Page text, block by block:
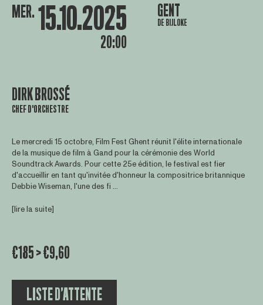
MER. 15.10.2025
20:00
GENT
DE BIJLOKE
DIRK BROSSÉ
CHEF D'ORCHESTRE
Le mercredi 15 octobre, Film Fest Ghent réunit l'élite internationale
de la musique de film à Gand pour la cérémonie des World
Soundtrack Awards. Pour cette 25e édition, le festival est fier
d'accueillir en tant qu'invitée d'honneur la compositrice britannique
Debbie Wiseman, l'une des fi ...
[lire la suite]
€185 > €9,60
LISTE D’ATTENTE